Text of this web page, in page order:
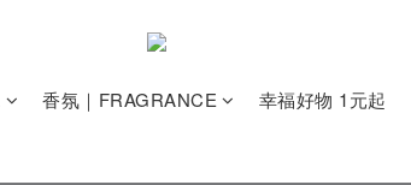
香氛｜FRAGRANCE 幸福好物 1元起